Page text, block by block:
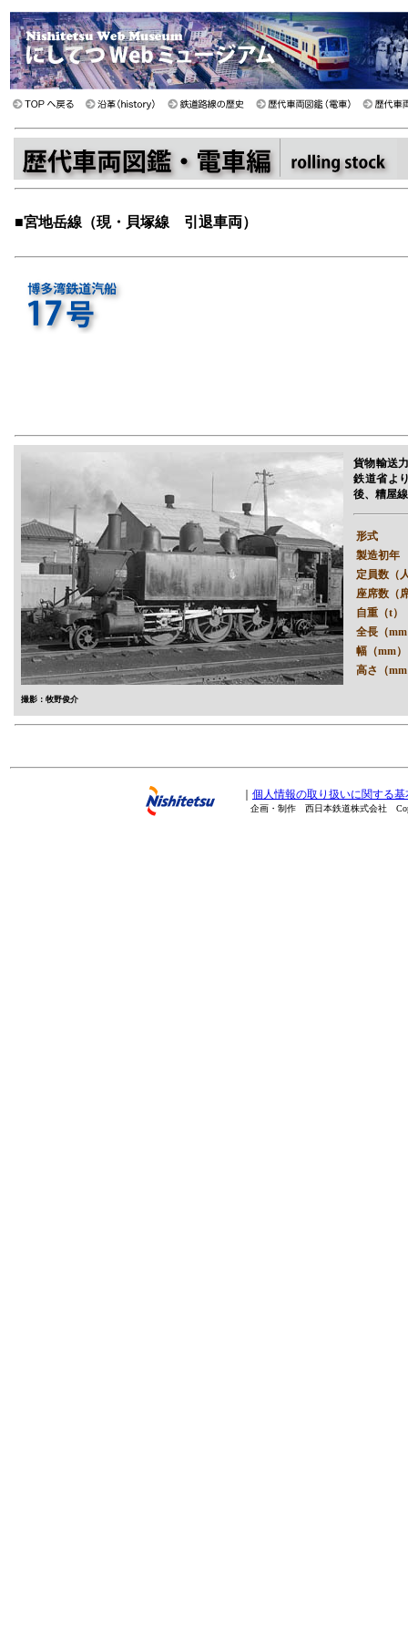
■宮地岳線（現・貝塚線 引退車両）
貨物輸送
鉄道省よ
後、糟屋
形式
製造初年
定員数（
座席数（
自重（t）
全長（
幅（mm）
高さ（
撮影：牧野俊介
個人情報の取り扱いに関する基
企画・制作 西日本鉄道株式会社